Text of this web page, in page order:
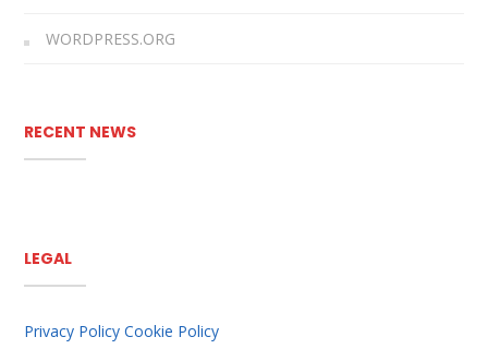
WORDPRESS.ORG
RECENT NEWS
LEGAL
Privacy Policy Cookie Policy